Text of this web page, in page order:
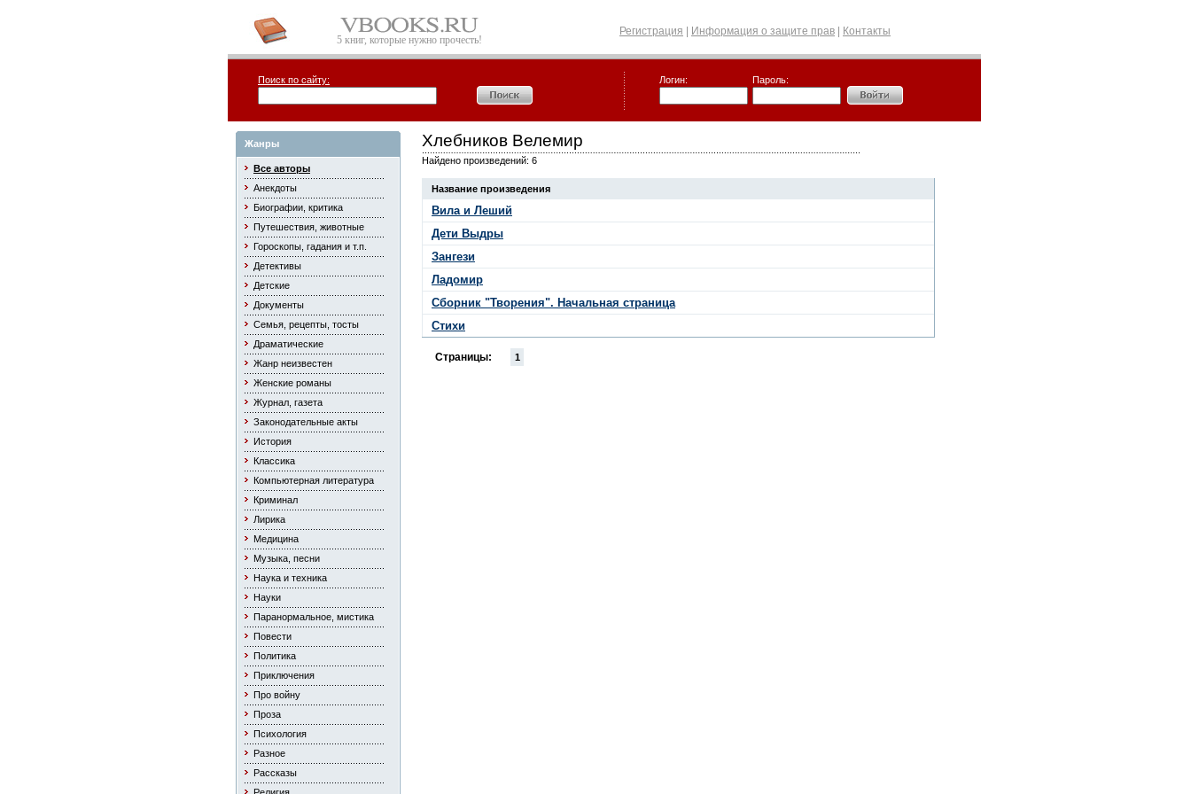
5 книг, которые нужно прочесть!
Регистрация Информация о защите прав Контакты
Поиск по сайту: Логин: Пароль:
Жанры
Все авторы
Анекдоты
Биографии, критика
Путешествия, животные
Гороскопы, гадания и т.п.
Детективы
Детские
Документы
Семья, рецепты, тосты
Драматические
Жанр неизвестен
Женские романы
Журнал, газета
Законодательные акты
История
Классика
Компьютерная литература
Криминал
Лирика
Медицина
Музыка, песни
Наука и техника
Науки
Паранормальное, мистика
Повести
Политика
Приключения
Про войну
Проза
Психология
Разное
Рассказы
Хлебников Велемир
Найдено произведений: 6
Название произведения
Вила и Леший
Дети Выдры
Зангези
Ладомир
Сборник "Творения". Начальная страница
Стихи
Страницы: 1